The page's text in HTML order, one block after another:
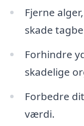
Fjerne
skade
Forhindre
skadelige
Forbedre
værdi.